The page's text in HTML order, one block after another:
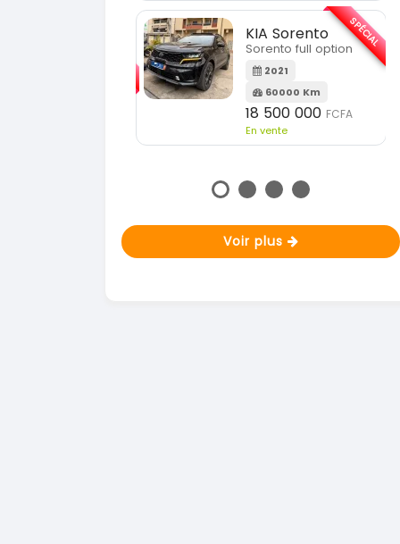
En vente
KIA Sportage
Sportage 2021
2021
78000 Km
14 500 000
SPÉCIAL
Voir plus